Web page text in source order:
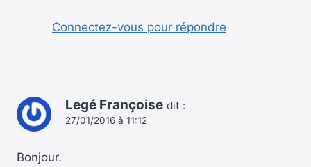
Connectez-vous pour répondre
Legé Françoise dit :
27/01/2016 à 11:12
Bonjour.